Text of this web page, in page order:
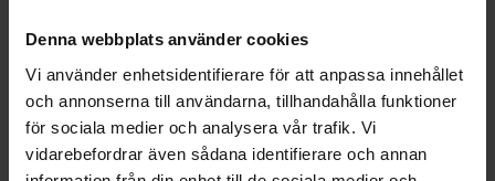
Denna webbplats använder cookies
Vi använder enhetsidentifierare för att anpassa innehållet
och annonserna till användarna, tillhandahålla funktioner
för sociala medier och analysera vår trafik. Vi
vidarebefordrar även sådana identifierare och annan
Andra som handlade Everlast Ainslee Dark Navy M köpte även
Insert Direct-out Adaptor sE4100